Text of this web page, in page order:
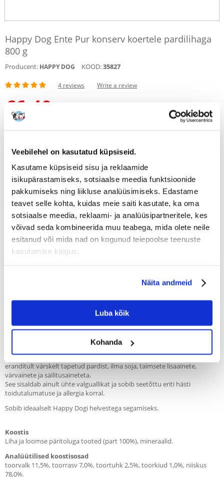
Veebilehel on kasutatud küpsiseid.
Kasutame küpsiseid sisu ja reklaamide
isikupärastamiseks, sotsiaalse meedia funktsioonide
pakkumiseks ning liikluse analüüsimiseks. Edastame
teavet selle kohta, kuidas meie saiti kasutate, ka oma
sotsiaalse meedia, reklaami- ja analüüsipartneritele, kes
võivad seda kombineerida muu teabega, mida olete neile
esitanud või mida nad on kogunud teiepoolse teenuste
kasutamise käigus.
Näita andmeid
Luba kõik
Kohanda
Happy Dog Ente Pur konserv koertele pardilihaga
800 g
Producent: HAPPY DOG KOOD:35827
4 reviews Write a review
€6.40
4 REVIEWS
5 z 5
100%
Recommend
HAPPY DOG koerapurk - Pardi. (Ente Pur) 0,8 kg
Märktoit täiskasvanud koertele kõikidele tõugudele, mis on valmistatud
eranditult värskelt tapetud pardist, ilma soja, taimsete lisaainete,
värvainete ja säilitusaineteta.
See sisaldab ainult ühte valguallikat ja sobib seetõttu eriti hästi
toidutalumatuse ja allergia korral.
Sobib ideaalselt Happy Dogi helvestega segamiseks.
Koostis
Liha ja loomse päritoluga tooted (part 100%), mineraalid.
Analüütilised koostisosad
toorvalk 11,5%, toorrasv 7,0%, toortuhk 2,5%, toorkiud 1,0%, niiskus
78,0%.